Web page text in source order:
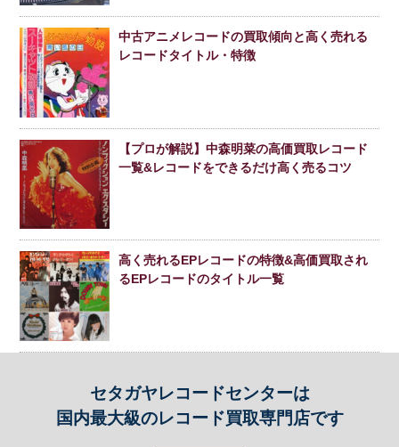
中古アニメレコードの買取傾向と高く売れる
レコードタイトル・特徴
【プロが解説】中森明菜の高価買取レコード
一覧&レコードをできるだけ高く売るコツ
高く売れるEPレコードの特徴&高価買取され
るEPレコードのタイトル一覧
セタガヤレコードセンターは
国内最大級のレコード買取専門店です